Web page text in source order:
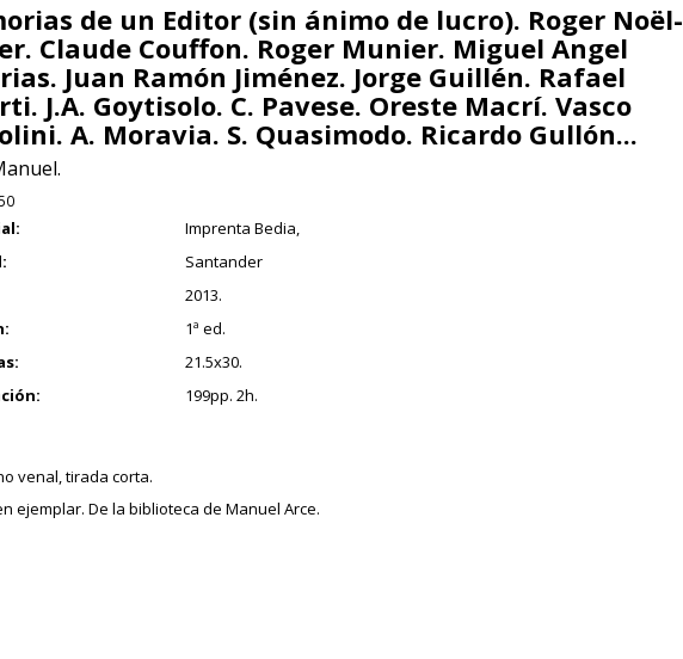
de un Editor (sin ánimo de lucro). Roger Noël-
Claude Couffon. Roger Munier. Miguel Angel
Juan Ramón Jiménez. Jorge Guillén. Rafael
J.A. Goytisolo. C. Pavese. Oreste Macrí. Vasco
A. Moravia. S. Quasimodo. Ricardo Gullón...
Imprenta Bedia,
Santander
2013.
1ª ed.
21.5x30.
199pp. 2h.
venal, tirada corta.
ejemplar. De la biblioteca de Manuel Arce.